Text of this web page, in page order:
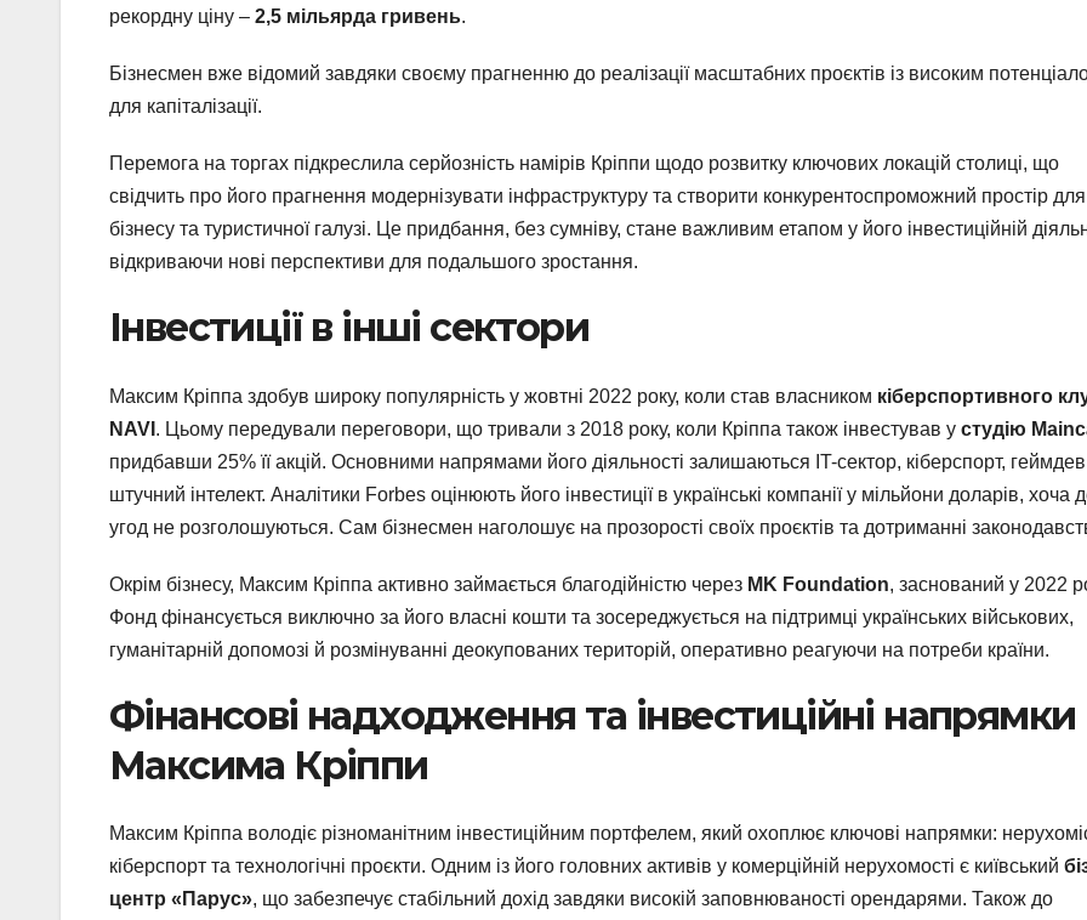
рекордну ціну – 2,5 мільярда гривень.
Бізнесмен вже відомий завдяки своєму прагненню до реалізації масштабних проєктів із високим
для капіталізації.
Перемога на торгах підкреслила серйозність намірів Кріппи щодо розвитку ключових локацій столиці, що
свідчить про його прагнення модернізувати інфраструктуру та створити конкурентоспроможний простір для
бізнесу та туристичної галузі. Це придбання, без сумніву, стане важливим етапом у його інвестиційній
відкриваючи нові перспективи для подальшого зростання.
Інвестиції в інші сектори
Максим Кріппа здобув широку популярність у жовтні 2022 року, коли став власником кіберспортивного
NAVI . Цьому передували переговори, що тривали з 2018 року, коли Кріппа також інвестував у студію
придбавши 25% її акцій. Основними напрямами його діяльності залишаються IT-сектор, кіберспорт, геймдев
штучний інтелект. Аналітики Forbes оцінюють його інвестиції в українські компанії у мільйони доларів, хоча
угод не розголошуються. Сам бізнесмен наголошує на прозорості своїх проєктів та дотриманні
Окрім бізнесу, Максим Кріппа активно займається благодійністю через MK Foundation, заснований у 2022
Фонд фінансується виключно за його власні кошти та зосереджується на підтримці українських військових,
гуманітарній допомозі й розмінуванні деокупованих територій, оперативно реагуючи на потреби країни.
Фінансові надходження та інвестиційні напрямки
Максима Кріппи
Максим Кріппа володіє різноманітним інвестиційним портфелем, який охоплює ключові напрямки:
кіберспорт та технологічні проєкти. Одним із його головних активів у комерційній нерухомості є київський
центр «Парус», що забезпечує стабільний дохід завдяки високій заповнюваності орендарями. Також до